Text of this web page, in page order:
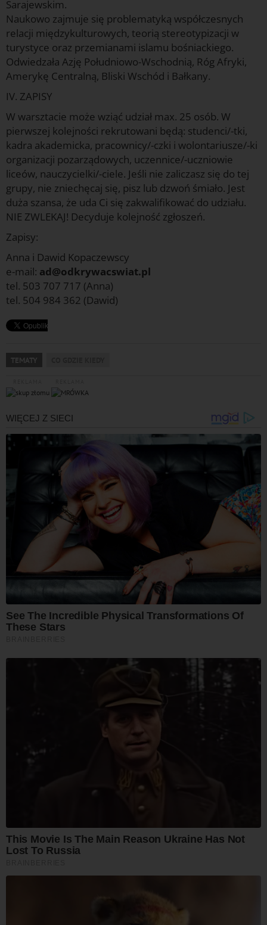
Sarajewskim.
Naukowo zajmuje się problematyką współczesnych
relacji międzykulturowych, teorią stereotypizacji w
turystyce oraz przemianami islamu bośniackiego.
Odwiedzała Azję Południowo-Wschodnią, Róg Afryki,
Amerykę Centralną, Bliski Wschód i Bałkany.
IV. ZAPISY
W warsztacie może wziąć udział max. 25 osób. W
pierwszej kolejności rekrutowani będą: studenci/-tki,
kadra akademicka, pracownicy/-czki i wolontariusze/-ki
organizacji pozarządowych, uczennice/-uczniowie
liceów, nauczycielki/-ciele. Jeśli nie zaliczasz się do tej
grupy, nie zniechęcaj się, pisz lub dzwoń śmiało. Jest
duża szansa, że uda Ci się zakwalifikować do udziału.
NIE ZWLEKAJ! Decyduje kolejność zgłoszeń.
Zapisy:
Anna i Dawid Kopaczewscy
e-mail: ad@odkrywacswiat.pl
tel. 503 707 717 (Anna)
tel. 504 984 362 (Dawid)
TEMATY